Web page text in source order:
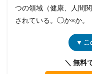
つの領域（健康、人間
されている。◯か×か。
▼ こ
＼ 無料